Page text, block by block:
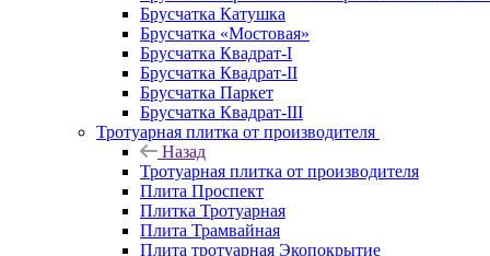
Брусчатка Катушка
Брусчатка «Мостовая»
Брусчатка Квадрат-I
Брусчатка Квадрат-II
Брусчатка Паркет
Брусчатка Квадрат-III
Тротуарная плитка от производителя
Назад
Тротуарная плитка от производителя
Плита Проспект
Плитка Тротуарная
Плита Трамвайная
Плита тротуарная Экопокрытие